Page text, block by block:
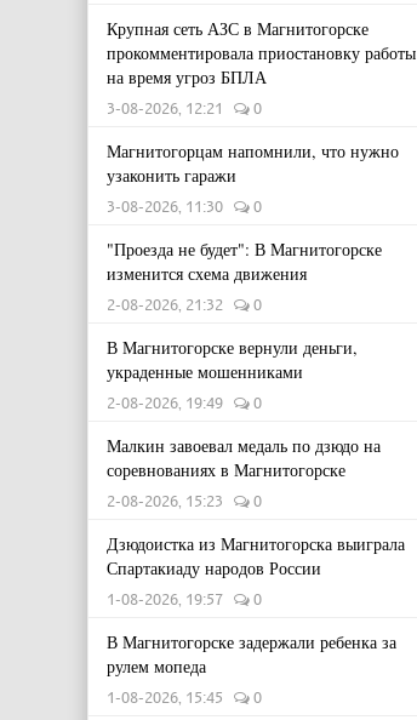
Крупная сеть АЗС в Магнитогорске
прокомментировала приостановку работы
на время угроз БПЛА
3-08-2026, 12:21 0
Магнитогорцам напомнили, что нужно
узаконить гаражи
3-08-2026, 11:30 0
"Проезда не будет": В Магнитогорске
изменится схема движения
2-08-2026, 21:32 0
В Магнитогорске вернули деньги,
украденные мошенниками
2-08-2026, 19:49 0
Малкин завоевал медаль по дзюдо на
соревнованиях в Магнитогорске
2-08-2026, 15:23 0
Дзюдоистка из Магнитогорска выиграла
Спартакиаду народов России
1-08-2026, 19:57 0
В Магнитогорске задержали ребенка за
рулем мопеда
1-08-2026, 15:45 0